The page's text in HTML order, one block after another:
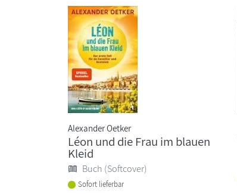
Alexander Oetker
Léon und die Frau im blauen
Kleid
Buch (Softcover)
Sofort lieferbar